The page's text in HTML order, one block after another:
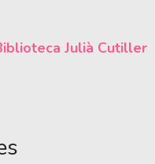
Julià Cutiller